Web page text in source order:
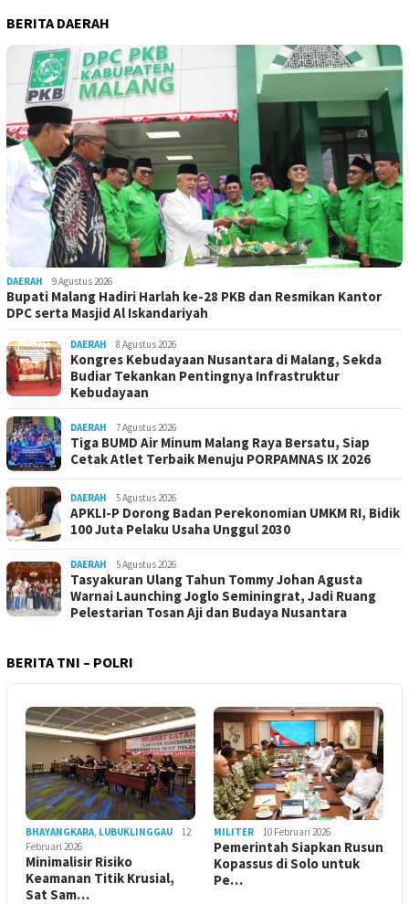
BERITA DAERAH
DAERAH 9 Agustus 2026
Bupati Malang Hadiri Harlah ke-28 PKB dan Resmikan Kantor
DPC serta Masjid Al Iskandariyah
DAERAH 8 Agustus 2026
Kongres Kebudayaan Nusantara di Malang, Sekda
Budiar Tekankan Pentingnya Infrastruktur
Kebudayaan
DAERAH 7 Agustus 2026
Tiga BUMD Air Minum Malang Raya Bersatu, Siap
Cetak Atlet Terbaik Menuju PORPAMNAS IX 2026
DAERAH 5 Agustus 2026
APKLI-P Dorong Badan Perekonomian UMKM RI, Bidik
100 Juta Pelaku Usaha Unggul 2030
DAERAH 5 Agustus 2026
Tasyakuran Ulang Tahun Tommy Johan Agusta
Warnai Launching Joglo Seminingrat, Jadi Ruang
Pelestarian Tosan Aji dan Budaya Nusantara
BERITA TNI – POLRI
BHAYANGKARA LUBUKLINGGAU
12
Februari 2026
Minimalisir Risiko
Keamanan Titik Krusial,
Sat Sam…
MILITER 10 Februari 2026
Pemerintah Siapkan Rusun
Kopassus di Solo untuk
Pe…